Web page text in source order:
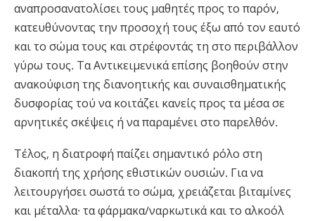
αναπροσανατολίσει τους μαθητές προς το παρόν,
κατευθύνοντας την προσοχή τους έξω από τον εαυτό
και το σώμα τους και στρέφοντάς τη στο περιβάλλον
γύρω τους. Τα Αντικειμενικά επίσης βοηθούν στην
ανακούφιση της διανοητικής και συναισθηματικής
δυσφορίας τού να κοιτάζει κανείς προς τα μέσα σε
αρνητικές σκέψεις ή να παραμένει στο παρελθόν.
Τέλος, η διατροφή παίζει σημαντικό ρόλο στη
διακοπή της χρήσης εθιστικών ουσιών. Για να
λειτουργήσει σωστά το σώμα, χρειάζεται βιταμίνες
και μέταλλα· τα φάρμακα/ναρκωτικά και το αλκοόλ